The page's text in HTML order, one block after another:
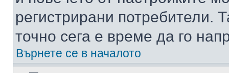
регистрирани потребители.
точно сега е време да го
Върнете се в началото